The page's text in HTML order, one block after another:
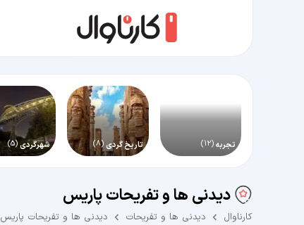
تجربه(12) تاریخ گردی (8) شهرگردی(5)
دیدنی ها و تفریحات پاریس
کارناوال دیدنی ها و تفریحات دیدنی ها و تفریحات پاریس